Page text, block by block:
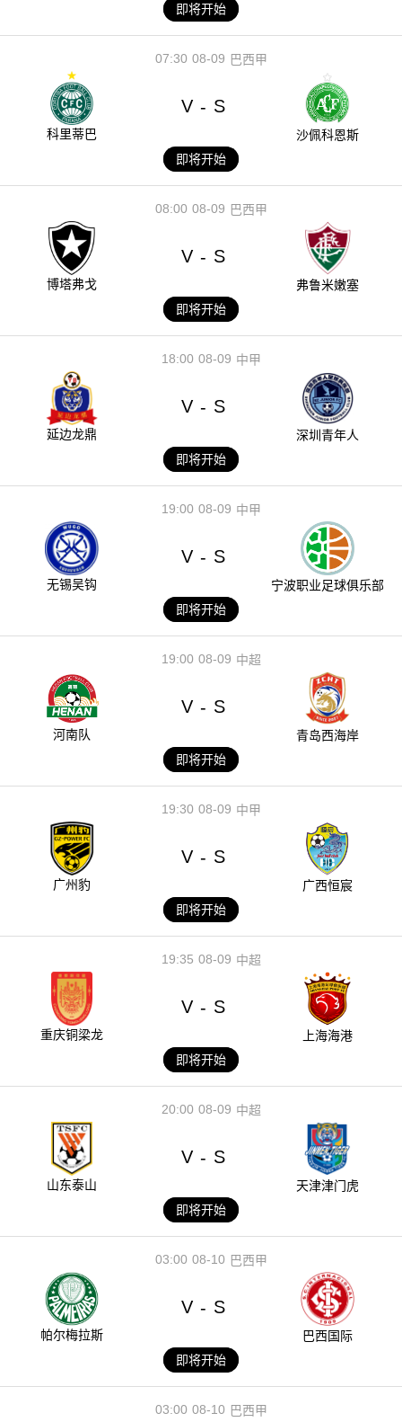
即将开始
08-09
07:30 巴西甲
科里蒂巴
V - S
沙佩科恩斯
即将开始
08-09
08:00 巴西甲
博塔弗戈
V - S
弗鲁米嫩塞
即将开始
08-09
18:00 中甲
延边龙鼎
V - S
深圳青年人
即将开始
08-09
19:00 中甲
无锡吴钩
V - S
宁波职业足球俱乐部
即将开始
08-09
19:00 中超
河南队
V - S
青岛西海岸
即将开始
08-09
19:30 中甲
广州豹
V - S
广西恒宸
即将开始
08-09
19:35 中超
重庆铜梁龙
V - S
上海海港
即将开始
08-09
20:00 中超
山东泰山
V - S
天津津门虎
即将开始
08-10
03:00 巴西甲
帕尔梅拉斯
V - S
巴西国际
即将开始
08-10
03:00 巴西甲